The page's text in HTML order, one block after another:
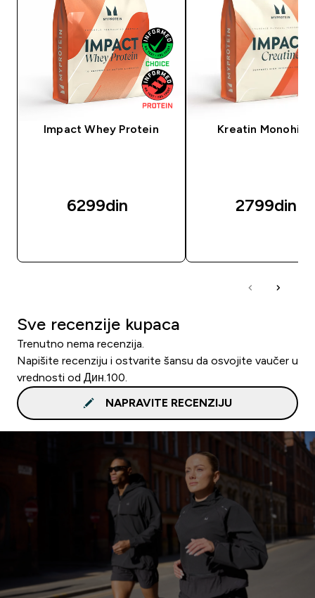
Impact Whey Protein
6299din‎
Kreatin
2799din‎
Sve recenzije kupaca
Trenutno nema recenzija.
Napišite recenziju i ostvarite šansu da osvojite vaučer u
vrednosti od Дин.100.
NAPRAVITE RECENZIJU